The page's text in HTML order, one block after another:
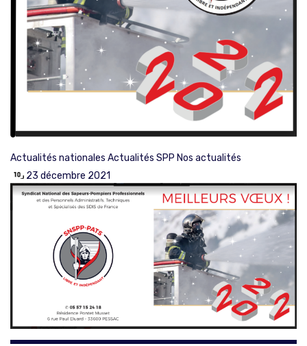
Actualités nationales Actualités SPP Nos actualités
23 décembre 2021